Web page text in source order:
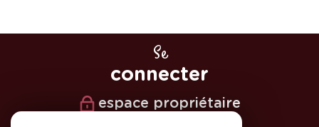
Se
connecter
espace propriétaire